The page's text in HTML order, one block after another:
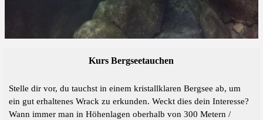
Kurs Bergseetauchen
Stelle dir vor, du tauchst in einem kristallklaren Bergsee ab, um
ein gut erhaltenes Wrack zu erkunden. Weckt dies dein Interesse?
Wann immer man in Höhenlagen oberhalb von 300 Metern /